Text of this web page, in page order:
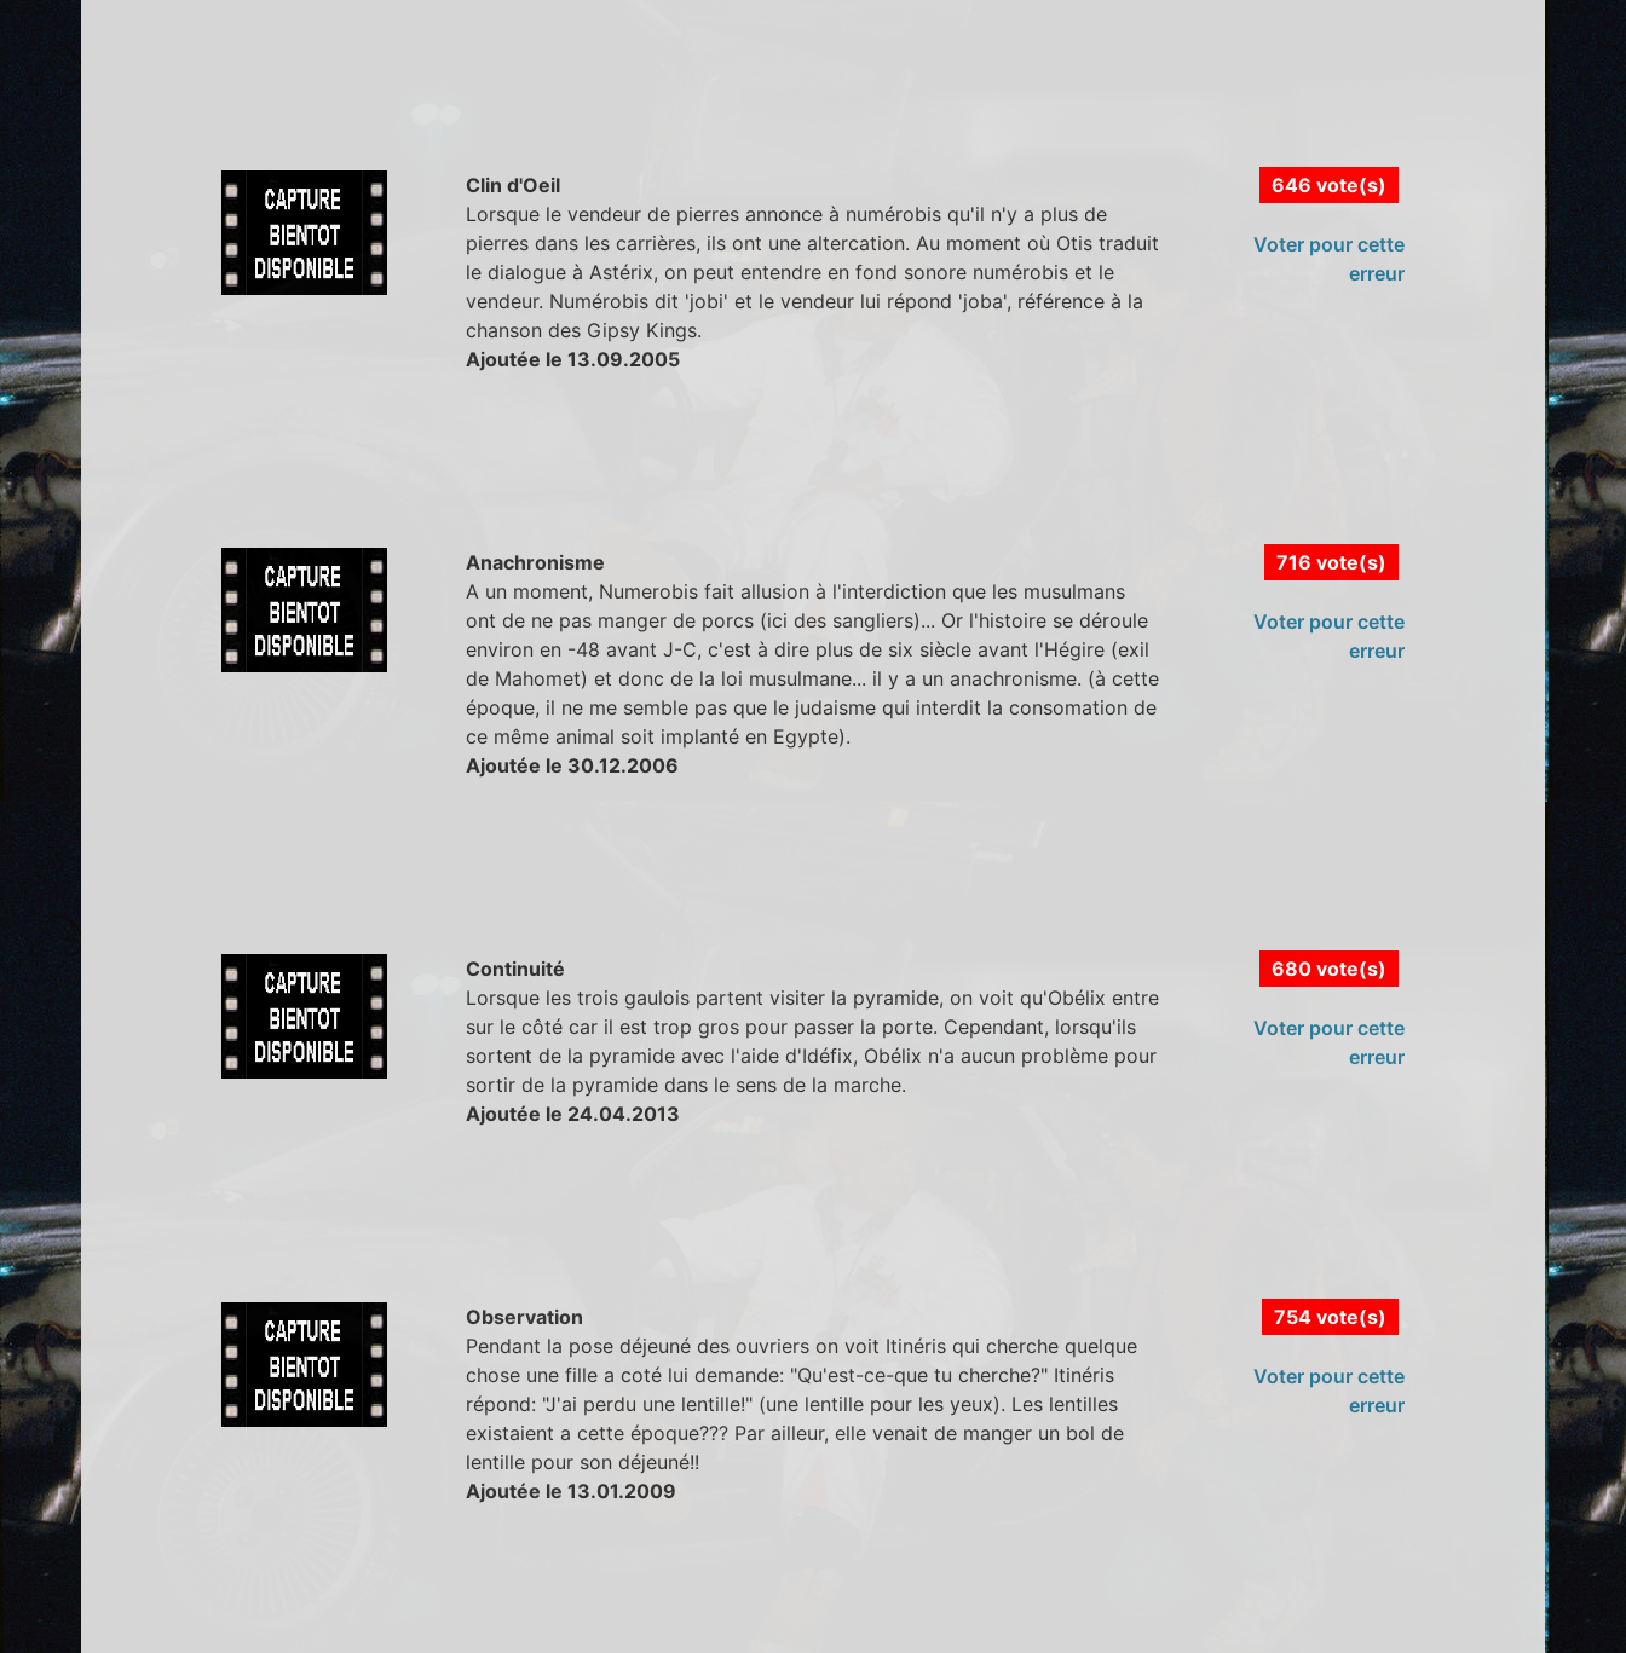
Clin d'Oeil
Lorsque le vendeur de pierres annonce à numérobis qu'il n'y a plus de
pierres dans les carrières, ils ont une altercation. Au moment où Otis traduit
le dialogue à Astérix, on peut entendre en fond sonore numérobis et le
vendeur. Numérobis dit 'jobi' et le vendeur lui répond 'joba', référence à la
chanson des Gipsy Kings.
Ajoutée le 13.09.2005
646 vote(s)
Voter pour cette
erreur
Anachronisme
A un moment, Numerobis fait allusion à l'interdiction que les musulmans
ont de ne pas manger de porcs (ici des sangliers)... Or l'histoire se déroule
environ en -48 avant J-C, c'est à dire plus de six siècle avant l'Hégire (exil
de Mahomet) et donc de la loi musulmane... il y a un anachronisme. (à cette
époque, il ne me semble pas que le judaisme qui interdit la consomation de
ce même animal soit implanté en Egypte).
Ajoutée le 30.12.2006
716 vote(s)
Voter pour cette
erreur
Continuité
Lorsque les trois gaulois partent visiter la pyramide, on voit qu'Obélix entre
sur le côté car il est trop gros pour passer la porte. Cependant, lorsqu'ils
sortent de la pyramide avec l'aide d'Idéfix, Obélix n'a aucun problème pour
sortir de la pyramide dans le sens de la marche.
Ajoutée le 24.04.2013
680 vote(s)
Voter pour cette
erreur
Observation
Pendant la pose déjeuné des ouvriers on voit Itinéris qui cherche quelque
chose une fille a coté lui demande: "Qu'est-ce-que tu cherche?" Itinéris
répond: "J'ai perdu une lentille!" (une lentille pour les yeux). Les lentilles
existaient a cette époque??? Par ailleur, elle venait de manger un bol de
lentille pour son déjeuné!!
Ajoutée le 13.01.2009
754 vote(s)
Voter pour cette
erreur